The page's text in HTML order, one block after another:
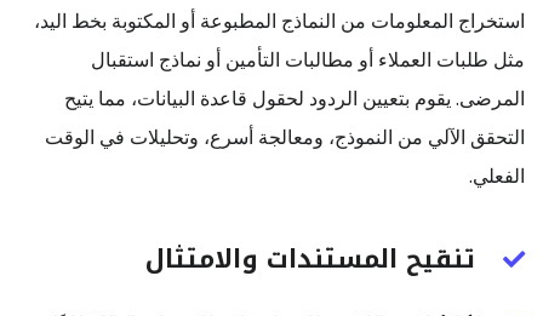
استخراج المعلومات من النماذج المطبوعة أو المكتوبة بخط اليد،
مثل طلبات العملاء أو مطالبات التأمين أو نماذج استقبال
المرضى. يقوم بتعيين الردود لحقول قاعدة البيانات، مما يتيح
التحقق الآلي من النموذج، ومعالجة أسرع، وتحليلات في الوقت
الفعلي.
تنقيح المستندات والامتثال